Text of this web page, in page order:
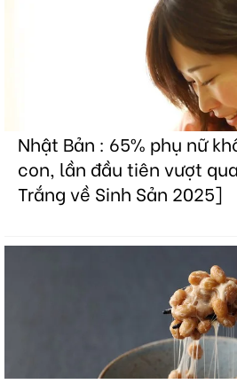
Nhật Bản : 65% phụ nữ
con, lần đầu tiên vượt
Trắng về Sinh Sản 2025]